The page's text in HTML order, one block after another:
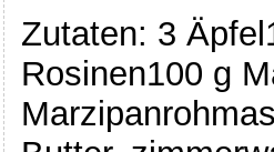
Zutaten: 3
Rosinen100 g